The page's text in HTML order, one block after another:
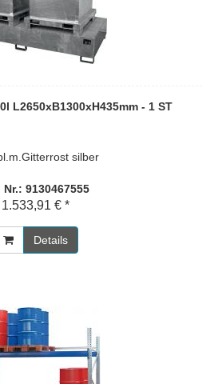
L2650xB1300xH435mm - 1 ST
silber
Nr.: 9130467555
1.533,91 € *
Details